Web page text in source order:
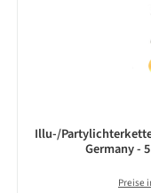
Illu-/
Germany -
Preise